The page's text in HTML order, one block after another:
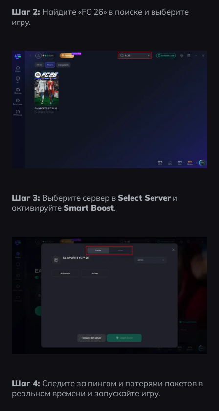
Шаг 2: Найдите «FC 26» в поиске и выберите
игру.
Шаг 3: Выберите сервер в Select Server и
активируйте Smart Boost.
Шаг 4: Следите за пингом и потерями пакетов в
реальном времени и запускайте игру.